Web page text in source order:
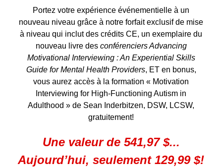
Portez votre expérience événementielle à un
nouveau niveau grâce à notre forfait exclusif de mise
à niveau qui inclut des crédits CE, un exemplaire du
nouveau livre des conférenciers Advancing
Motivational Interviewing : An Experiential Skills
Guide for Mental Health Providers, ET en bonus,
vous aurez accès à la formation « Motivation
Interviewing for High-Functioning Autism in
Adulthood » de Sean Inderbitzen, DSW, LCSW,
gratuitement!
Une valeur de 541,97 $...
Aujourd’hui, seulement 129,99 $!